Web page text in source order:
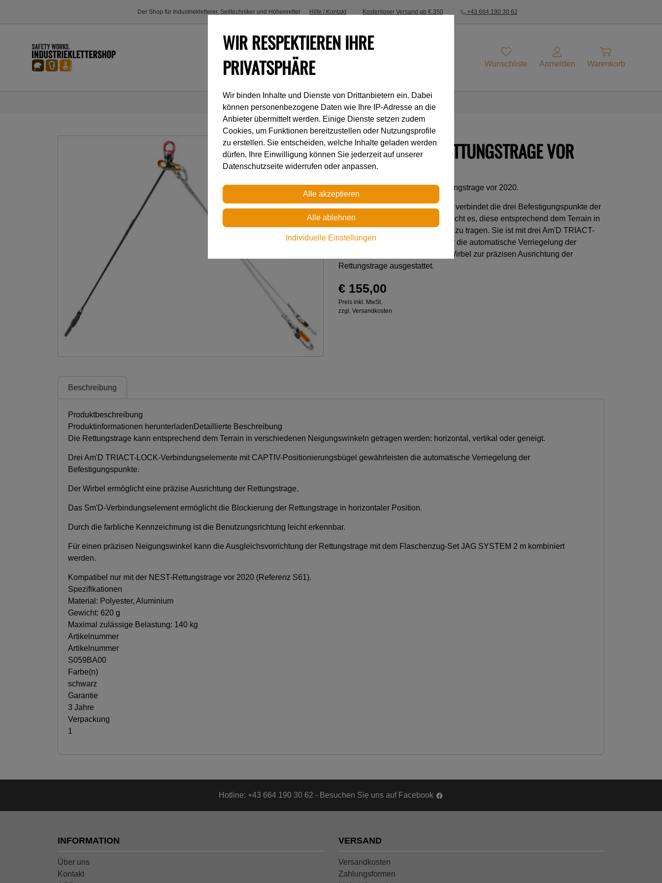
Der Shop für Industriekletterer, Seiltechniker und Höhenretter Hilfe / Kontakt Kostenloser Versand ab € 350 +43 664 190 30 62
Wunschliste Anmelden Warenkorb
Industrieklettern Accessoires
STEF FÜR NEST-RETTUNGSTRAGE VOR
2020
Neigevorrichtung für NEST-Rettungstrage vor 2020.
Die STEF-Ausgleichsvorrichtung verbindet die drei Befestigungspunkte der
NEST-Rettungstrage und ermöglicht es, diese entsprechend dem Terrain in
verschiedenen Neigungswinkeln zu tragen. Sie ist mit drei Am'D TRIACT-
LOCK-Verbindungselementen für die automatische Verriegelung der
Befestigungspunkte und einem Wirbel zur präzisen Ausrichtung der
Rettungstrage ausgestattet.
€ 155,00
Preis inkl. MwSt.
zzgl. Versandkosten
Beschreibung
Produktbeschreibung
Produktinformationen herunterladenDetaillierte Beschreibung
Die Rettungstrage kann entsprechend dem Terrain in verschiedenen Neigungswinkeln getragen werden: horizontal, vertikal oder geneigt.
Drei Am'D TRIACT-LOCK-Verbindungselemente mit CAPTIV-Positionierungsbügel gewährleisten die automatische Verriegelung der
Befestigungspunkte.
Der Wirbel ermöglicht eine präzise Ausrichtung der Rettungstrage.
Das Sm'D-Verbindungselement ermöglicht die Blockierung der Rettungstrage in horizontaler Position.
Durch die farbliche Kennzeichnung ist die Benutzungsrichtung leicht erkennbar.
Für einen präzisen Neigungswinkel kann die Ausgleichsvorrichtung der Rettungstrage mit dem Flaschenzug-Set JAG SYSTEM 2 m kombiniert
werden.
Kompatibel nur mit der NEST-Rettungstrage vor 2020 (Referenz S61).
Spezifikationen
Material: Polyester, Aluminium
Gewicht: 620 g
Maximal zulässige Belastung: 140 kg
Artikelnummer
Artikelnummer
S059BA00
Farbe(n)
schwarz
Garantie
3 Jahre
Verpackung
1
WIR RESPEKTIEREN IHRE
PRIVATSPHÄRE
Wir binden Inhalte und Dienste von Drittanbietern ein. Dabei
können personenbezogene Daten wie Ihre IP-Adresse an die
Anbieter übermittelt werden. Einige Dienste setzen zudem
Cookies, um Funktionen bereitzustellen oder Nutzungsprofile
zu erstellen. Sie entscheiden, welche Inhalte geladen werden
dürfen. Ihre Einwilligung können Sie jederzeit auf unserer
Datenschutzseite widerrufen oder anpassen.
Individuelle Einstellungen
Hotline: +43 664 190 30 62 - Besuchen Sie uns auf Facebook
INFORMATION
Über uns
Kontakt
VERSAND
Versandkosten
Zahlungsformen